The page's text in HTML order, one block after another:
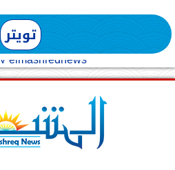
تويتر
elmashreqnews